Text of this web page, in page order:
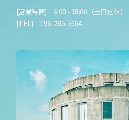
[営業時間] 9:00 - 18:00（土日定休）
[TEL] 096-285-3664